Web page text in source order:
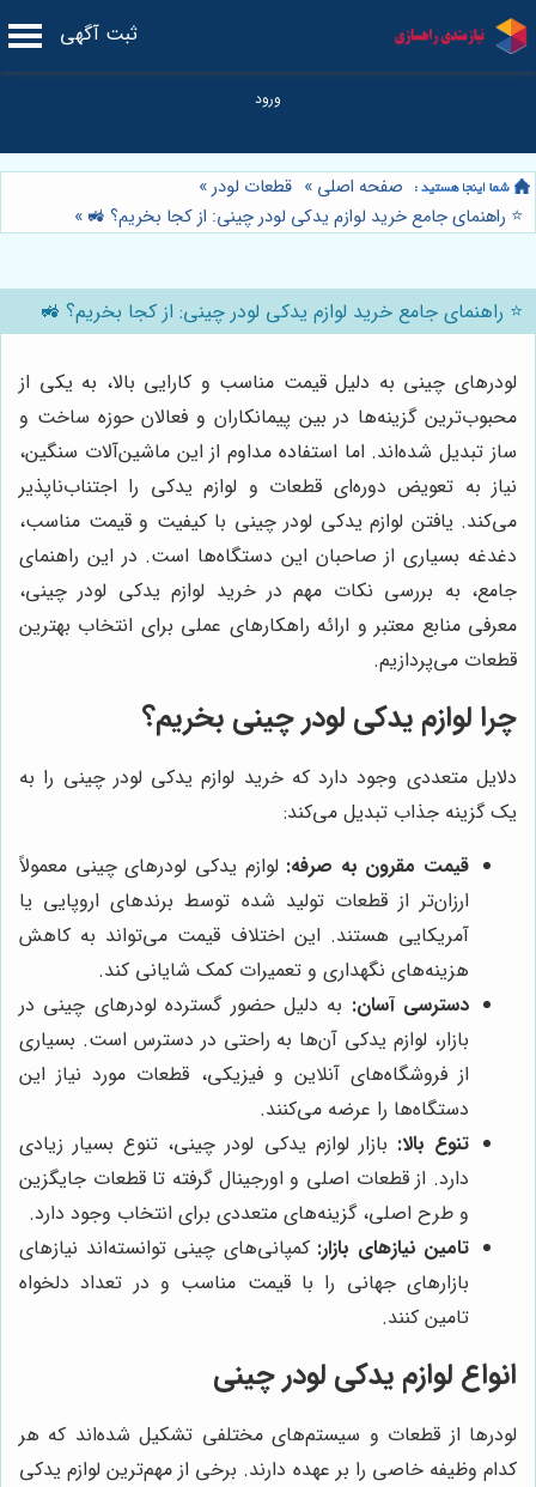
ثبت آگهی
صفحه اصلی » قطعات لودر»
⭐️ راهنمای جامع خرید لوازم یدکی لودر چینی: از کجا بخریم؟ 🚜 »
⭐️ راهنمای جامع خرید لوازم یدکی لودر چینی: از کجا بخریم؟ 🚜
لودرهای چینی به دلیل قیمت مناسب و کارایی بالا، به یکی از
محبوب‌ترین گزینه‌ها در بین پیمانکاران و فعالان حوزه ساخت و
ساز تبدیل شده‌اند. اما استفاده مداوم از این ماشین‌آلات سنگین،
نیاز به تعویض دوره‌ای قطعات و لوازم یدکی را اجتناب‌ناپذیر
می‌کند. یافتن لوازم یدکی لودر چینی با کیفیت و قیمت مناسب،
دغدغه بسیاری از صاحبان این دستگاه‌ها است. در این راهنمای
جامع، به بررسی نکات مهم در خرید لوازم یدکی لودر چینی،
معرفی منابع معتبر و ارائه راهکارهای عملی برای انتخاب بهترین
قطعات می‌پردازیم.
چرا لوازم یدکی لودر چینی بخریم؟
دلایل متعددی وجود دارد که خرید لوازم یدکی لودر چینی را به
یک گزینه جذاب تبدیل می‌کند:
قیمت مقرون به صرفه: لوازم یدکی لودرهای چینی معمولاً
ارزان‌تر از قطعات تولید شده توسط برندهای اروپایی یا
آمریکایی هستند. این اختلاف قیمت می‌تواند به کاهش
هزینه‌های نگهداری و تعمیرات کمک شایانی کند.
دسترسی آسان: به دلیل حضور گسترده لودرهای چینی در
بازار، لوازم یدکی آن‌ها به راحتی در دسترس است. بسیاری
از فروشگاه‌های آنلاین و فیزیکی، قطعات مورد نیاز این
دستگاه‌ها را عرضه می‌کنند.
تنوع بالا: بازار لوازم یدکی لودر چینی، تنوع بسیار زیادی
دارد. از قطعات اصلی و اورجینال گرفته تا قطعات جایگزین
و طرح اصلی، گزینه‌های متعددی برای انتخاب وجود دارد.
تامین نیازهای بازار: کمپانی‌های چینی توانسته‌اند نیازهای
بازارهای جهانی را با قیمت مناسب و در تعداد دلخواه
تامین کنند.
انواع لوازم یدکی لودر چینی
لودرها از قطعات و سیستم‌های مختلفی تشکیل شده‌اند که هر
کدام وظیفه خاصی را بر عهده دارند. برخی از مهم‌ترین لوازم یدکی